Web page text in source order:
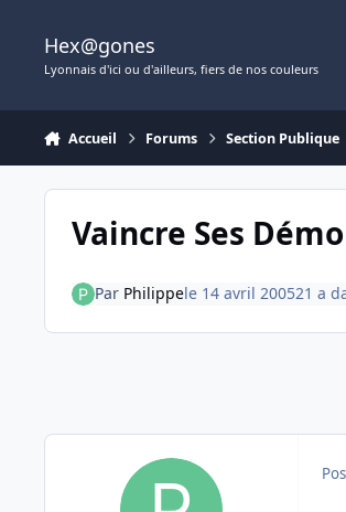
Hex@gones
Lyonnais d'ici ou d'ailleurs, fiers de nos couleurs
Accueil Forums Section Publique
Vaincre Ses
Par Philippele 14 avril 200521 a